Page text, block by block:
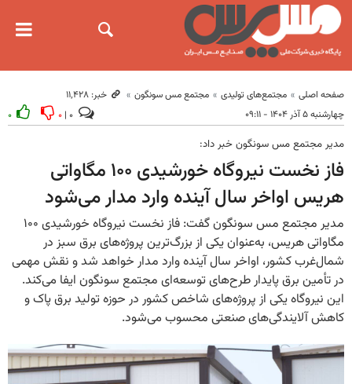
صفحه اصلی مجتمع‌های تولیدی مجتمع مس سونگون
خبر: ۱۱٬۴۲۸
چهارشنبه ۵ آذر ۱۴۰۴ - ۰۹:۱۱
۰ ۰
مدیر مجتمع مس سونگون خبر داد:
فاز نخست نیروگاه خورشیدی ۱۰۰ مگاواتی
هریس اواخر سال آینده وارد مدار می‌شود
مدیر مجتمع مس سونگون گفت: فاز نخست نیروگاه خورشیدی ۱۰۰
مگاواتی هریس، به‌عنوان یکی از بزرگ‌ترین پروژه‌های برق سبز در
شمال‌غرب کشور، اواخر سال آینده وارد مدار خواهد شد و نقش مهمی
در تأمین برق پایدار طرح‌های توسعه‌ای مجتمع سونگون ایفا می‌کند.
این نیروگاه یکی از پروژه‌های شاخص کشور در حوزه تولید برق پاک و
کاهش آلایندگی‌های صنعتی محسوب می‌شود.